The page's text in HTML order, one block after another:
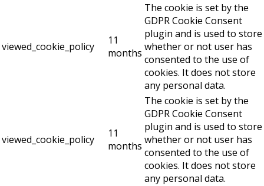
viewed_cookie_policy
11
months
The cookie is set by the
GDPR Cookie Consent
plugin and is used to store
whether or not user has
consented to the use of
cookies. It does not store
any personal data.
viewed_cookie_policy
11
months
The cookie is set by the
GDPR Cookie Consent
plugin and is used to store
whether or not user has
consented to the use of
cookies. It does not store
any personal data.